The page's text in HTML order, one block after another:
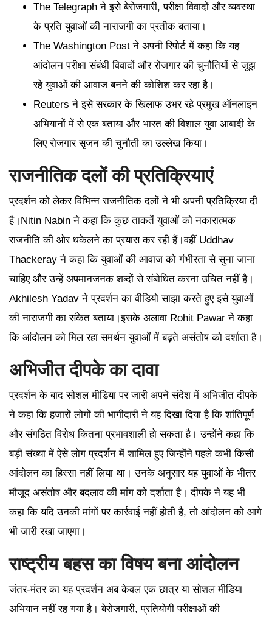
The Telegraph ने इसे बेरोजगारी, परीक्षा विवादों और व्यवस्था
के प्रति युवाओं की नाराजगी का प्रतीक बताया।
The Washington Post ने अपनी रिपोर्ट में कहा कि यह
आंदोलन परीक्षा संबंधी विवादों और रोजगार की चुनौतियों से जूझ
रहे युवाओं की आवाज बनने की कोशिश कर रहा है।
Reuters ने इसे सरकार के खिलाफ उभर रहे प्रमुख ऑनलाइन
अभियानों में से एक बताया और भारत की विशाल युवा आबादी के
लिए रोजगार सृजन की चुनौती का उल्लेख किया।
राजनीतिक दलों की प्रतिक्रियाएं
प्रदर्शन को लेकर विभिन्न राजनीतिक दलों ने भी अपनी प्रतिक्रिया दी
है।Nitin Nabin ने कहा कि कुछ ताकतें युवाओं को नकारात्मक
राजनीति की ओर धकेलने का प्रयास कर रही हैं।वहीं Uddhav
Thackeray ने कहा कि युवाओं की आवाज को गंभीरता से सुना जाना
चाहिए और उन्हें अपमानजनक शब्दों से संबोधित करना उचित नहीं है।
Akhilesh Yadav ने प्रदर्शन का वीडियो साझा करते हुए इसे युवाओं
की नाराजगी का संकेत बताया।इसके अलावा Rohit Pawar ने कहा
कि आंदोलन को मिल रहा समर्थन युवाओं में बढ़ते असंतोष को दर्शाता है।
अभिजीत दीपके का दावा
प्रदर्शन के बाद सोशल मीडिया पर जारी अपने संदेश में अभिजीत दीपके
ने कहा कि हजारों लोगों की भागीदारी ने यह दिखा दिया है कि शांतिपूर्ण
और संगठित विरोध कितना प्रभावशाली हो सकता है। उन्होंने कहा कि
बड़ी संख्या में ऐसे लोग प्रदर्शन में शामिल हुए जिन्होंने पहले कभी किसी
आंदोलन का हिस्सा नहीं लिया था। उनके अनुसार यह युवाओं के भीतर
मौजूद असंतोष और बदलाव की मांग को दर्शाता है। दीपके ने यह भी
कहा कि यदि उनकी मांगों पर कार्रवाई नहीं होती है, तो आंदोलन को आगे
भी जारी रखा जाएगा।
राष्ट्रीय बहस का विषय बना आंदोलन
जंतर-मंतर का यह प्रदर्शन अब केवल एक छात्र या सोशल मीडिया
अभियान नहीं रह गया है। बेरोजगारी, प्रतियोगी परीक्षाओं की